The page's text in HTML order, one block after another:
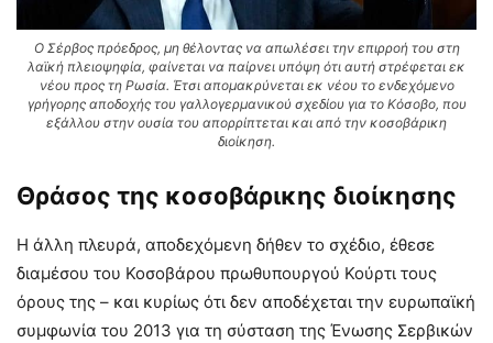
Ο Σέρβος πρόεδρος, μη θέλοντας να απωλέσει την επιρροή του στη
λαϊκή πλειοψηφία, φαίνεται να παίρνει υπόψη ότι αυτή στρέφεται εκ
νέου προς τη Ρωσία. Έτσι απομακρύνεται εκ νέου το ενδεχόμενο
γρήγορης αποδοχής του γαλλογερμανικού σχεδίου για το Κόσοβο, που
εξάλλου στην ουσία του απορρίπτεται και από την κοσοβάρικη
διοίκηση.
Θράσος της κοσοβάρικης διοίκησης
Η άλλη πλευρά, αποδεχόμενη δήθεν το σχέδιο, έθεσε
διαμέσου του Κοσοβάρου πρωθυπουργού Κούρτι τους
όρους της – και κυρίως ότι δεν αποδέχεται την ευρωπαϊκή
συμφωνία του 2013 για τη σύσταση της Ένωσης Σερβικών